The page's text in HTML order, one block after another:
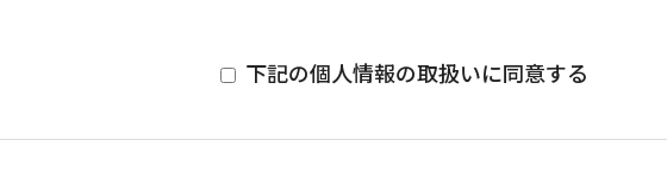
下記の個人情報の取扱いに同意する